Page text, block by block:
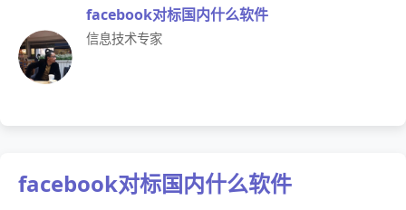
facebook对标国内什么软件
信息技术专家
facebook对标国内什么软件